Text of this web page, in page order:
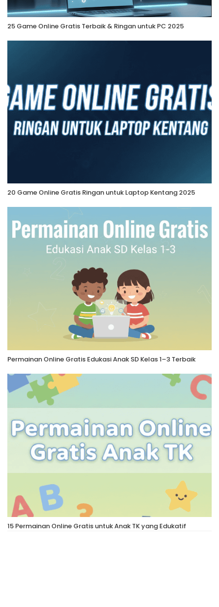
25 Game Online Gratis Terbaik & Ringan untuk PC 2025
20 Game Online Gratis Ringan untuk Laptop Kentang 2025
Permainan Online Gratis Edukasi Anak SD Kelas 1–3 Terbaik
15 Permainan Online Gratis untuk Anak TK yang Edukatif